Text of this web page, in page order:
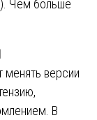
Чем больше
менять версии
В